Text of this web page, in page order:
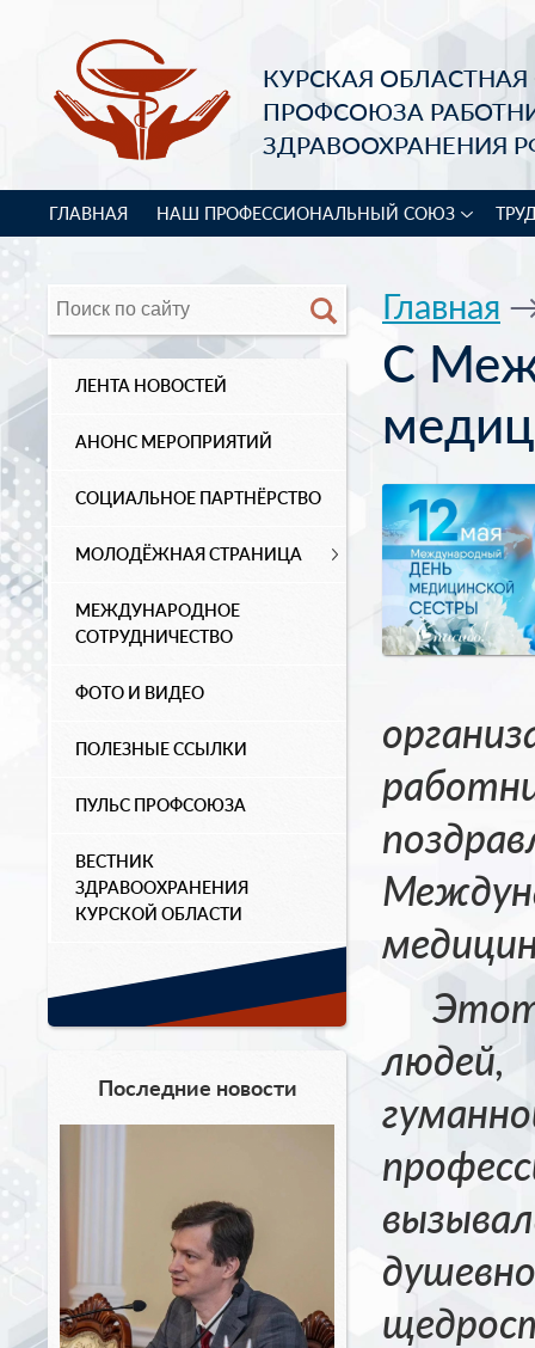
КУРСКАЯ
ПРОФСОЮЗА
ЗДРАВООХРАНЕНИЯ
ГЛАВНАЯ НАШ ПРОФЕССИОНАЛЬНЫЙ СОЮЗ
ЛЕНТА НОВОСТЕЙ
АНОНС МЕРОПРИЯТИЙ
СОЦИАЛЬНОЕ ПАРТНЁРСТВО
МОЛОДЁЖНАЯ СТРАНИЦА
МЕЖДУНАРОДНОЕ
СОТРУДНИЧЕСТВО
ФОТО И ВИДЕО
ПОЛЕЗНЫЕ ССЫЛКИ
ПУЛЬС ПРОФСОЮЗА
ВЕСТНИК
ЗДРАВООХРАНЕНИЯ
КУРСКОЙ ОБЛАСТИ
Последние новости
Главная
С
людей,